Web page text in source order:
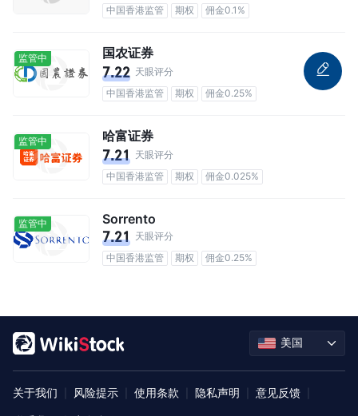
中国香港监管
期权 佣金0.1%
监管中 国农证券
7.22 天眼评分
中国香港监管
期权 佣金0.25%
监管中 哈富证券
7.21 天眼评分
中国香港监管
期权 佣金0.025%
监管中 Sorrento
7.21 天眼评分
中国香港监管
期权 佣金0.25%
美国
关于我们 风险提示 使用条款 隐私声明 意见反馈